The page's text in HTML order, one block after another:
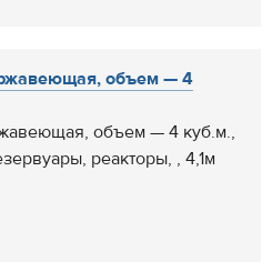
объем — 4
объем — 4 куб.м.,
реакторы, , 4,1м